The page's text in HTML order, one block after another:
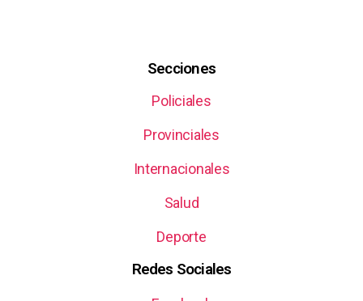
Secciones
Policiales
Provinciales
Internacionales
Salud
Deporte
Redes Sociales